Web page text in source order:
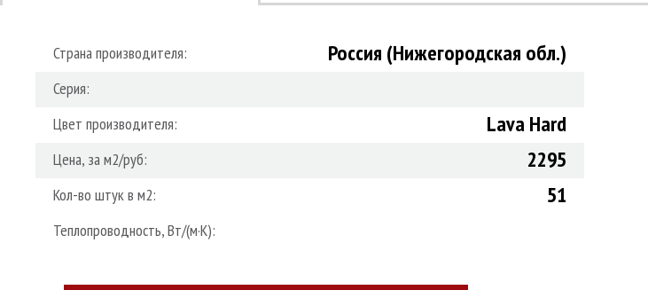
Страна производителя: Россия (Нижегородская обл.)
Серия:
Цвет производителя:
Lava Hard
Цена, за м2/руб: 2295
Кол-во штук в м2: 51
Теплопроводность, Вт/(м·К):